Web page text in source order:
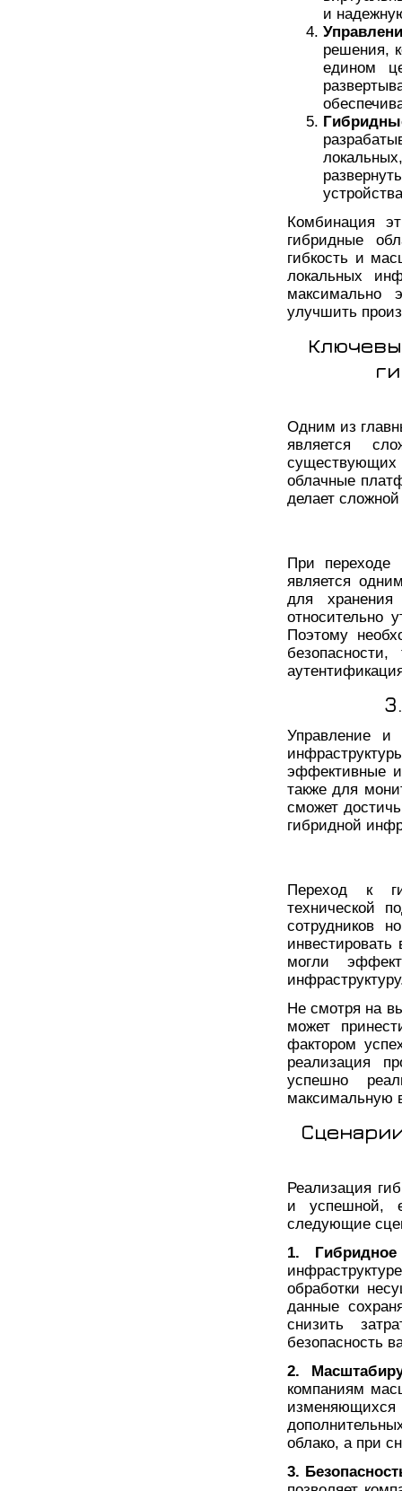
и
решения,
едином
Комбинация
гибридные
гибкость и
локальных
максимально
улучшить
Одним из
является
облачные
делает
При переходе
является
для
относительно
Поэтому
Управление и
эффективные
также для
сможет
гибридной
Переход к
технической
сотрудников
могли
Не смотря на
может
фактором
реализация
успешно
максимальную
Реализация
и успешной,
следующие
1.
обработки
данные
снизить
безопасность
2.
компаниям
облако, а при
3.